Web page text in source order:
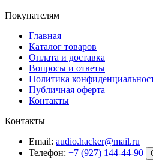
Покупателям
Главная
Каталог товаров
Оплата и доставка
Вопросы и ответы
Политика
Публичная оферта
Контакты
Контакты
Email: audio.hacker@mail.ru
Телефон: +7 (927) 144-44-90